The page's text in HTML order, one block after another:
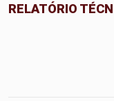
RELATÓRIO